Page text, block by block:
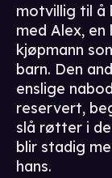
motvillig til å
med Alex,
kjøpmann
barn. Den
enslige
reservert,
slå røtter i
blir stadig
hans.